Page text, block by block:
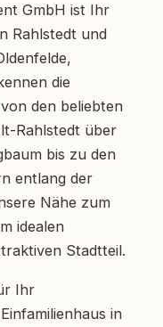
GmbH ist Ihr
Rahlstedt und
die
den beliebten
Rahlstedt über
bis zu den
entlang der
Nähe zum
idealen
Stadtteil.
Ihr
in